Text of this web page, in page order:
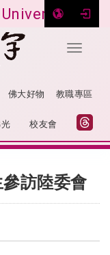
Toggle
佛大好物 教職專區
校友會
訪陸委會